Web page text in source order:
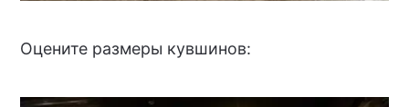
Оцените размеры кувшинов: